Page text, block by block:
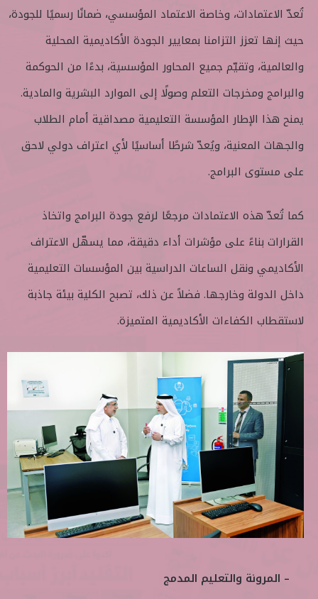
تُعدّ الاعتمادات، وخاصة الاعتماد المؤسسي، ضمانًا رسميًا للجودة،
حيث إنها تعزز التزامنا بمعايير الجودة الأكاديمية المحلية
والعالمية، وتقيّم جميع المحاور المؤسسية، بدءًا من الحوكمة
والبرامج ومخرجات التعلم وصولًا إلى الموارد البشرية والمادية.
يمنح هذا الإطار المؤسسة التعليمية مصداقية أمام الطلاب
والجهات المعنية، ويُعدّ شرطًا أساسيًا لأي اعتراف دولي لاحق
على مستوى البرامج.
كما تُعدّ هذه الاعتمادات مرجعًا لرفع جودة البرامج واتخاذ
القرارات بناءً على مؤشرات أداء دقيقة، مما يسهّل الاعتراف
الأكاديمي ونقل الساعات الدراسية بين المؤسسات التعليمية
داخل الدولة وخارجها. فضلاً عن ذلك، تصبح الكلية بيئة جاذبة
لاستقطاب الكفاءات الأكاديمية المتميزة.
– المرونة والتعليم المدمج